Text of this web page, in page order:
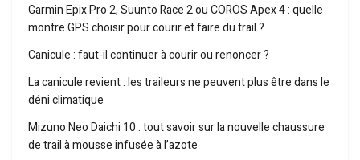
Garmin Epix Pro 2, Suunto Race 2 ou COROS Apex 4 : quelle
montre GPS choisir pour courir et faire du trail ?
Canicule : faut-il continuer à courir ou renoncer ?
La canicule revient : les traileurs ne peuvent plus être dans le
déni climatique
Mizuno Neo Daichi 10 : tout savoir sur la nouvelle chaussure
de trail à mousse infusée à l’azote